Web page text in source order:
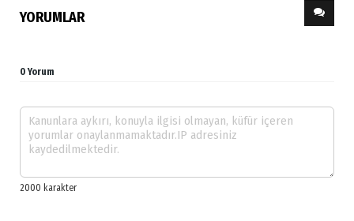
YORUMLAR
0 Yorum